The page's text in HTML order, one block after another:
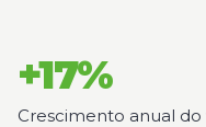
+17%
Crescimento anual